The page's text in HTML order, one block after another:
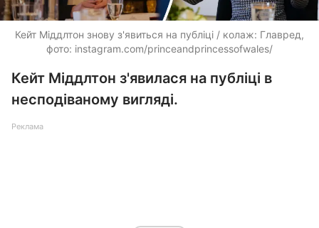
Кейт Міддлтон знову з'явиться на публіці / колаж: Главред,
фото: instagram.com/princeandprincessofwales/
Кейт Міддлтон з'явилася на публіці в
несподіваному вигляді.
Реклама